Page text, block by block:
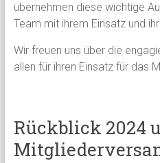
übernehmen diese wichtige
Team mit ihrem Einsatz und
Wir freuen uns über die
allen für ihren Einsatz für das
Rückblick 2024